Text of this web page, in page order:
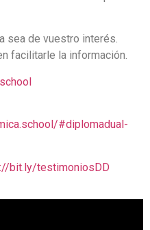
sea de vuestro interés.
facilitarle la información.
#diplomadual-
bit.ly/testimoniosDD